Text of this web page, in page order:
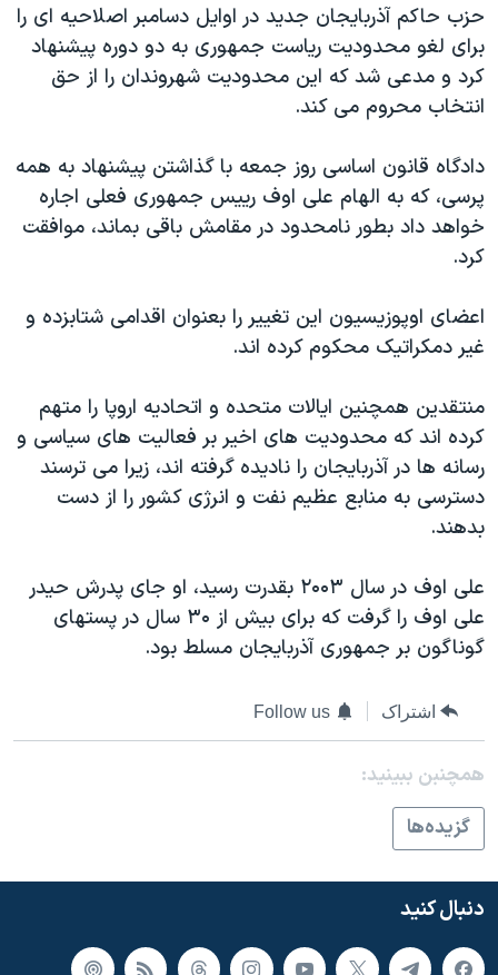
حقوق شهروندی
اقتصادی
علم و فناوری
اسرائیل در جنگ
گالری عکس
آرشیو پخش زنده
انتخابات ریاست جمهوری آمریکا ۲۰۲۴
حمله جمهوری اسلامی به اسرائیل
رمز مهسا
ورزش زنان در ایران
اعتراضات زن، زندگی، آزادی
مجموعه مستندهای دادخواهی
دادگاه حمید نوری
چهل سال گروگان‌گیری
قانون شفافیت دارائی کادر رهبری ایران
اعتراضات مردمی آبان ۹۸
اسرائیل در جنگ
نرگس محمدی برنده جایزه نوبل صلح
صفحه‌های ویژه
سفر پرزیدنت ترامپ به چین
زبانهای مختلف
حزب حاکم آذربایجان جدید در اوایل دسامبر اصلاحیه ای را
برای لغو محدودیت ریاست جمهوری به دو دوره پیشنهاد
کرد و مدعی شد که این محدودیت شهروندان را از حق
انتخاب محروم می کند.
دادگاه قانون اساسی روز جمعه با گذاشتن پیشنهاد به همه
پرسی، که به الهام علی اوف رییس جمهوری فعلی اجاره
خواهد داد بطور نامحدود در مقامش باقی بماند، موافقت
کرد.
اعضای اوپوزیسیون این تغییر را بعنوان اقدامی شتابزده و
غیر دمکراتیک محکوم کرده اند.
منتقدین همچنین ایالات متحده و اتحادیه اروپا را متهم
کرده اند که محدودیت های اخیر بر فعالیت های سیاسی و
رسانه ها در آذربایجان را نادیده گرفته اند، زیرا می ترسند
دسترسی به منابع عظیم نفت و انرژی کشور را از دست
بدهند.
علی اوف در سال ۲۰۰۳ بقدرت رسید، او جای پدرش حیدر
علی اوف را گرفت که برای بیش از ۳۰ سال در پستهای
گوناگون بر جمهوری آذربایجان مسلط بود.
اشتراک Follow us
همچنبن ببینید:
گزيده‌ها
دنبال کنید